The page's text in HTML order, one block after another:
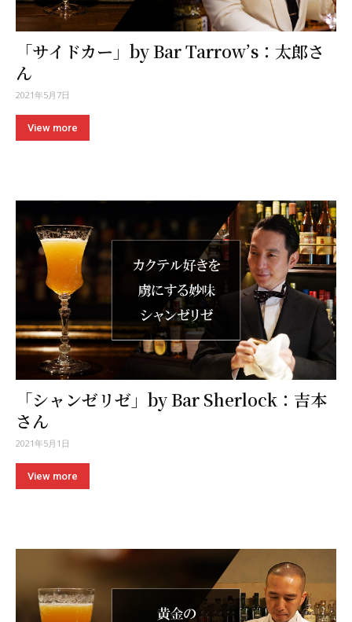
「サイドカー」by Bar Tarrow’s：太郎さ
ん
2021年5月7日
View more
「シャンゼリゼ」by Bar Sherlock：吉本
さん
2021年5月1日
View more